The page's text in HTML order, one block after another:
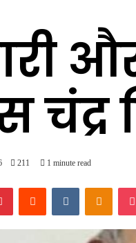
211 1 minute read
PinterestReddit VKontakte